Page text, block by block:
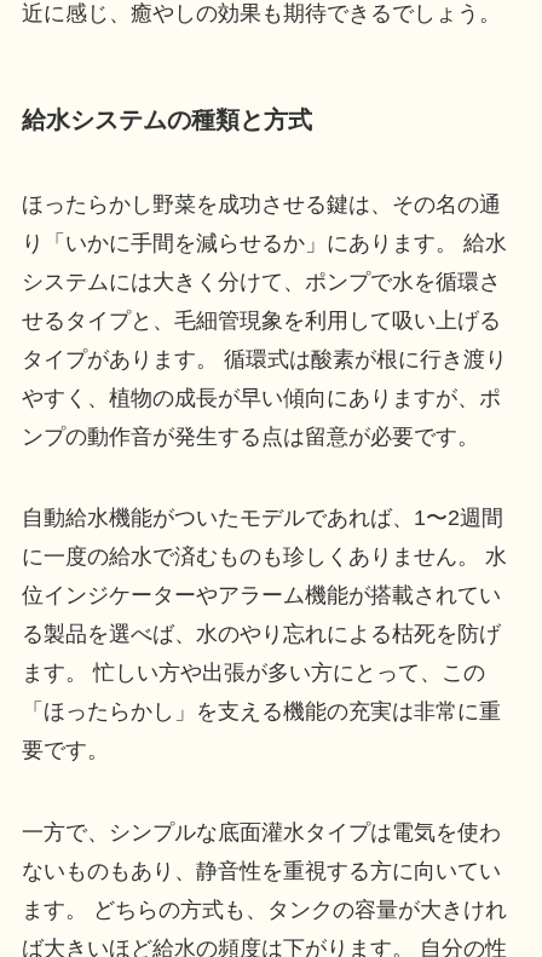
近に感じ、癒やしの効果も期待できるでしょう。
給水システムの種類と方式
ほったらかし野菜を成功させる鍵は、その名の通
り「いかに手間を減らせるか」にあります。 給水
システムには大きく分けて、ポンプで水を循環さ
せるタイプと、毛細管現象を利用して吸い上げる
タイプがあります。 循環式は酸素が根に行き渡り
やすく、植物の成長が早い傾向にありますが、ポ
ンプの動作音が発生する点は留意が必要です。
自動給水機能がついたモデルであれば、1〜2週間
に一度の給水で済むものも珍しくありません。 水
位インジケーターやアラーム機能が搭載されてい
る製品を選べば、水のやり忘れによる枯死を防げ
ます。 忙しい方や出張が多い方にとって、この
「ほったらかし」を支える機能の充実は非常に重
要です。
一方で、シンプルな底面灌水タイプは電気を使わ
ないものもあり、静音性を重視する方に向いてい
ます。 どちらの方式も、タンクの容量が大きけれ
ば大きいほど給水の頻度は下がります。 自分の性